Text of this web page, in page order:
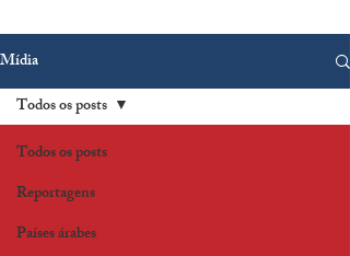
Mídia
Todos os posts
Reportagens
Países árabes
Todos os posts